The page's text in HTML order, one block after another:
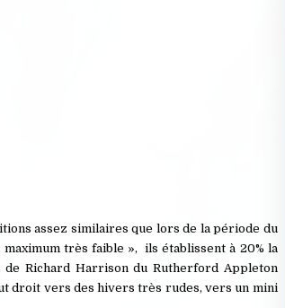
assez similaires que lors de la période du
maximum très faible », ils établissent à 20% la
Richard Harrison du Rutherford Appleton
droit vers des hivers très rudes, vers un mini